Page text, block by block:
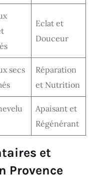
Eclat et
Douceur
secs
Réparation
et Nutrition
Apaisant et
Régénérant
et
Provence